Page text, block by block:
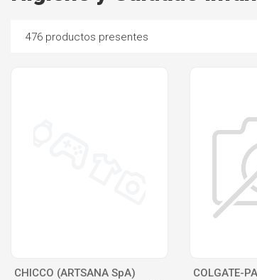
476 productos presentes
CHICCO (ARTSANA SpA)
COLGATE-